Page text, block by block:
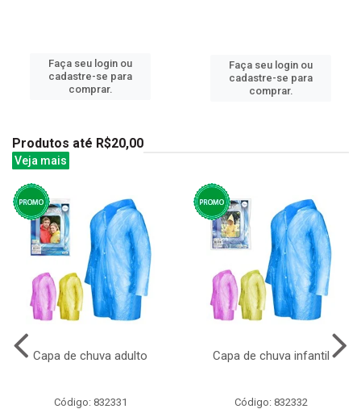
Faça seu login ou
cadastre-se para
comprar.
Faça seu login ou
cadastre-se para
comprar.
Produtos até R$20,00
Veja mais
Capa de chuva adulto
Código: 832331
Capa de chuva infantil
Código: 832332